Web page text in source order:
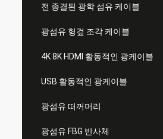
전 종결된 광학 섬유 케이블
광섬유 헝겊 조각 케이블
4K 8K HDMI 활동적인 광케이블
USB 활동적인 광케이블
광섬유 떠꺼머리
광섬유 FBG 반사체